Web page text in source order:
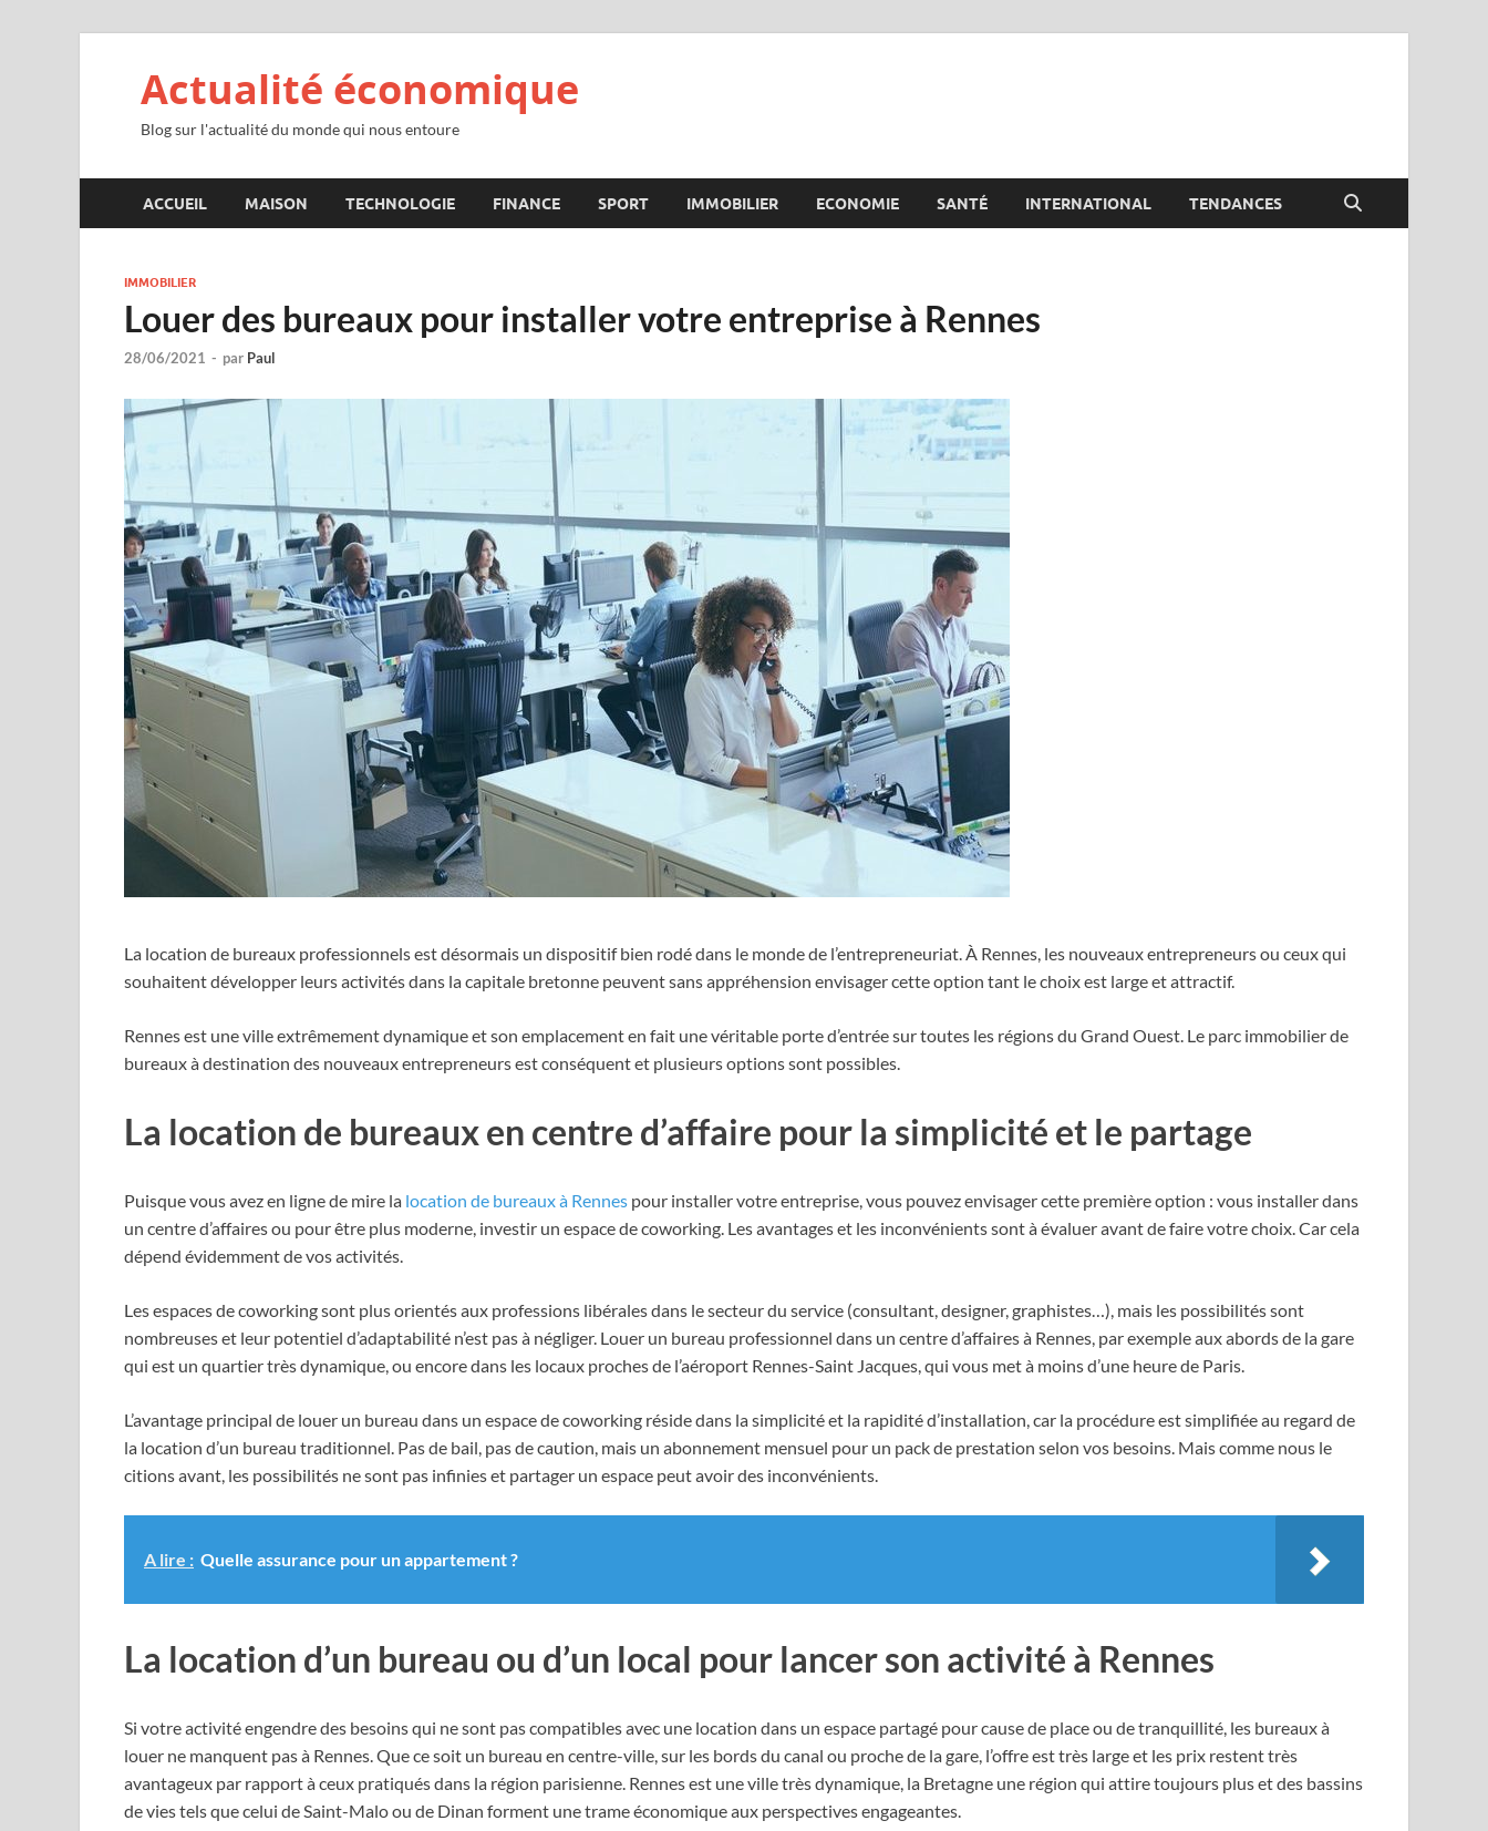
Actualité économique
Blog sur l'actualité du monde qui nous entoure
ACCUEIL MAISON TECHNOLOGIE FINANCE SPORT IMMOBILIER ECONOMIE SANTÉ INTERNATIONAL TENDANCES
IMMOBILIER
Louer des bureaux pour installer votre entreprise à Rennes
28/06/2021 - par Paul
La location de bureaux professionnels est désormais un dispositif bien rodé dans le monde de l’entrepreneuriat. À Rennes, les nouveaux entrepreneurs ou ceux qui
souhaitent développer leurs activités dans la capitale bretonne peuvent sans appréhension envisager cette option tant le choix est large et attractif.
Rennes est une ville extrêmement dynamique et son emplacement en fait une véritable porte d’entrée sur toutes les régions du Grand Ouest. Le parc immobilier de
bureaux à destination des nouveaux entrepreneurs est conséquent et plusieurs options sont possibles.
La location de bureaux en centre d’affaire pour la simplicité et le partage
Puisque vous avez en ligne de mire la location de bureaux à Rennes pour installer votre entreprise, vous pouvez envisager cette première option : vous installer dans
un centre d’affaires ou pour être plus moderne, investir un espace de coworking. Les avantages et les inconvénients sont à évaluer avant de faire votre choix. Car cela
dépend évidemment de vos activités.
Les espaces de coworking sont plus orientés aux professions libérales dans le secteur du service (consultant, designer, graphistes…), mais les possibilités sont
nombreuses et leur potentiel d’adaptabilité n’est pas à négliger. Louer un bureau professionnel dans un centre d’affaires à Rennes, par exemple aux abords de la gare
qui est un quartier très dynamique, ou encore dans les locaux proches de l’aéroport Rennes-Saint Jacques, qui vous met à moins d’une heure de Paris.
L’avantage principal de louer un bureau dans un espace de coworking réside dans la simplicité et la rapidité d’installation, car la procédure est simplifiée au regard de
la location d’un bureau traditionnel. Pas de bail, pas de caution, mais un abonnement mensuel pour un pack de prestation selon vos besoins. Mais comme nous le
citions avant, les possibilités ne sont pas infinies et partager un espace peut avoir des inconvénients.
A lire : Quelle assurance pour un appartement ?
La location d’un bureau ou d’un local pour lancer son activité à Rennes
Si votre activité engendre des besoins qui ne sont pas compatibles avec une location dans un espace partagé pour cause de place ou de tranquillité, les bureaux à
louer ne manquent pas à Rennes. Que ce soit un bureau en centre-ville, sur les bords du canal ou proche de la gare, l’offre est très large et les prix restent très
avantageux par rapport à ceux pratiqués dans la région parisienne. Rennes est une ville très dynamique, la Bretagne une région qui attire toujours plus et des bassins
de vies tels que celui de Saint-Malo ou de Dinan forment une trame économique aux perspectives engageantes.